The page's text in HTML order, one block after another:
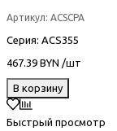
Артикул: ACSCPA
Серия: ACS355
467.39 BYN /шт
В корзину
Быстрый просмотр